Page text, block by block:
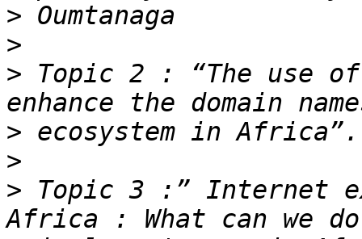
>
>
> Topic 2 : “The use
>
>
> Topic 3 :” Internet